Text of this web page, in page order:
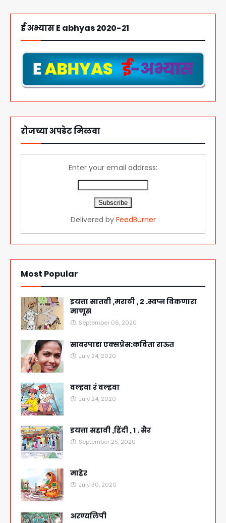
ई अभ्यास E abhyas 2020-21
रोजच्या अपडेट मिळवा
Enter your email address:
Delivered by FeedBurner
Most Popular
इयत्ता सातवी ,मराठी , २ .स्वप्न विकणारा
माणूस
September 06, 2020
सावरपाडा एक्सप्रेस:कविता राऊत
July 24, 2020
वल्हवा रं वल्हवा
July 24, 2020
इयत्ता सहावी ,हिंदी , १ . सैर
September 25, 2020
माहेर
July 30, 2020
अरण्यलिपी